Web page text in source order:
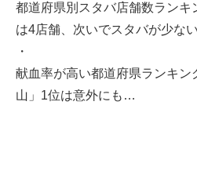
都道府県別スタバ店舗数ランキ
は4店舗、次いでスタバが少な
・
献血率が高い都道府県ランキン
山」1位は意外にも…